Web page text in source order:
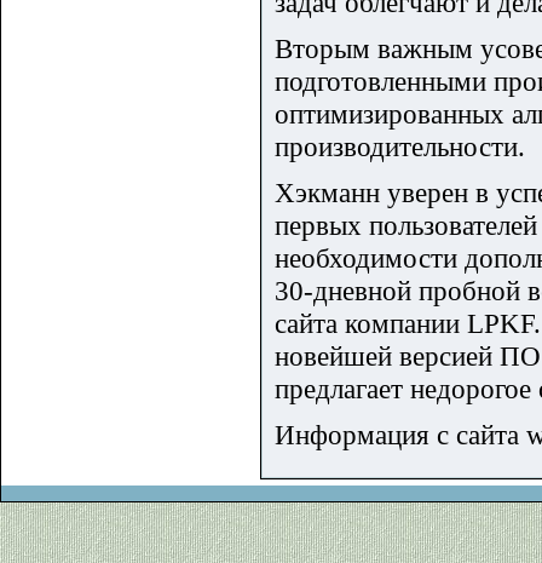
Вторым важным
подготовленными
оптимизированных
производительности.
Хэкманн уверен в
первых
необходимости
30-дневной пробной
сайта компании
новейшей версией
предлагает
Информация с сайта